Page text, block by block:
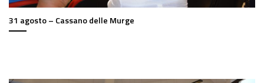
31 agosto – Cassano delle Murge